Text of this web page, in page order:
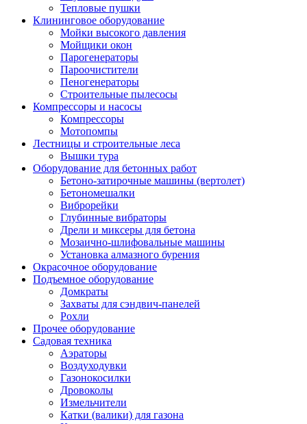
Тепловые пушки
Клининговое оборудование
Мойки высокого давления
Мойщики окон
Парогенераторы
Пароочистители
Пеногенераторы
Строительные пылесосы
Компрессоры и насосы
Компрессоры
Мотопомпы
Лестницы и строительные леса
Вышки тура
Оборудование для бетонных работ
Бетоно-затирочные машины (вертолет)
Бетономешалки
Виброрейки
Глубинные вибраторы
Дрели и миксеры для бетона
Мозаично-шлифовальные машины
Установка алмазного бурения
Окрасочное оборудование
Подъемное оборудование
Домкраты
Захваты для сэндвич-панелей
Рохли
Прочее оборудование
Садовая техника
Аэраторы
Воздуходувки
Газонокосилки
Дровоколы
Измельчители
Катки (валики) для газона